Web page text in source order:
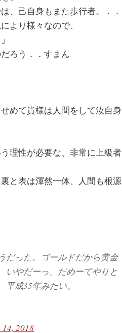
、己自身もまた歩行者。．．
より様々なので、
ろう．．すまん
めて貴様は人間をして汝自身
理性が必要な、非常に上級者
と表は渾然一体、人間も根源
だった。ゴールドだから黄金
いやだーっ、だめーてやりと
成35年みたい。
14, 2018